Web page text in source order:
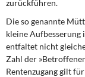
zurückführen.
Die so genannte
kleine
entfaltet nicht
Zahl der
Rentenzugang gilt